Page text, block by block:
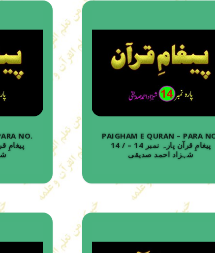
NO.
PAIGHAM E QURAN – PARA
14 / پیغامِ قرآن پارہ نمبر 14 –
شہزاد احمد صدیقی